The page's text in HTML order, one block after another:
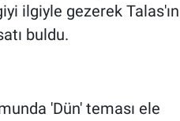
ilgiyle gezerek Talas'ın
buldu.
'Dün' teması ele